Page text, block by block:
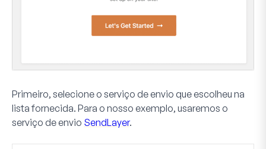
Primeiro, selecione o serviço de envio que escolheu na
lista fornecida. Para o nosso exemplo, usaremos o
serviço de envio SendLayer.